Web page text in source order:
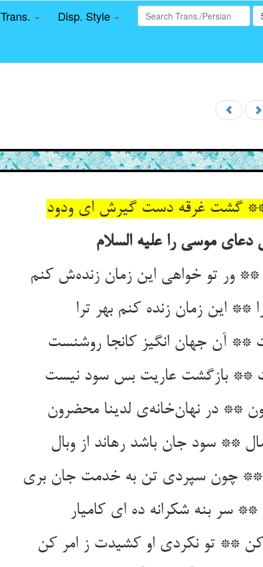
Trans. Disp. Style
** گشت غرقه دست گیرش ای ودود
موسی را علیه السلام
** ور تو خواهی این زمان زنده‌ش کنم
این زمان زنده کنم بهر ترا
آن جهان انگیز کانجا روشنست
** بازگشت عاریت بس سود نیست
** در نهان‌خانه‌ی لدینا محضرون
** سود جان باشد رهاند از وبال
** چون سپردی تن به خدمت جان بری
سر بنه شکرانه ده ای کامیار
** تو نکردی او کشیدت ز امر کن